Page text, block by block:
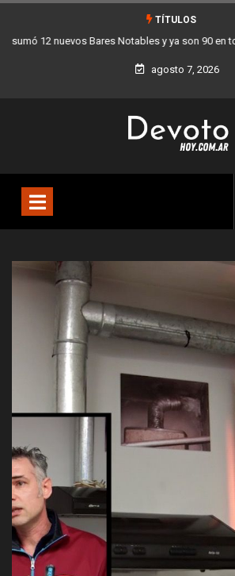
TÍTULOS
Los stands móviles de la Ciudad llegan esta
agosto 7, 2026